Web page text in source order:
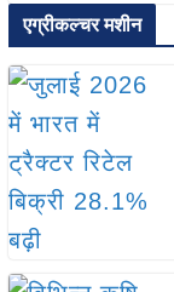
एग्रीकल्चर मशीन